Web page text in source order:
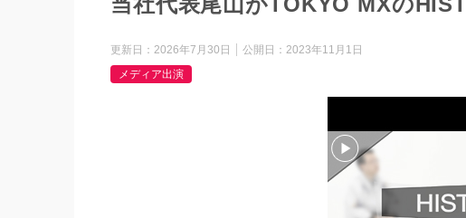
更新日： 2026年7月30日 公開日： 2023年11月1日
メディア出演